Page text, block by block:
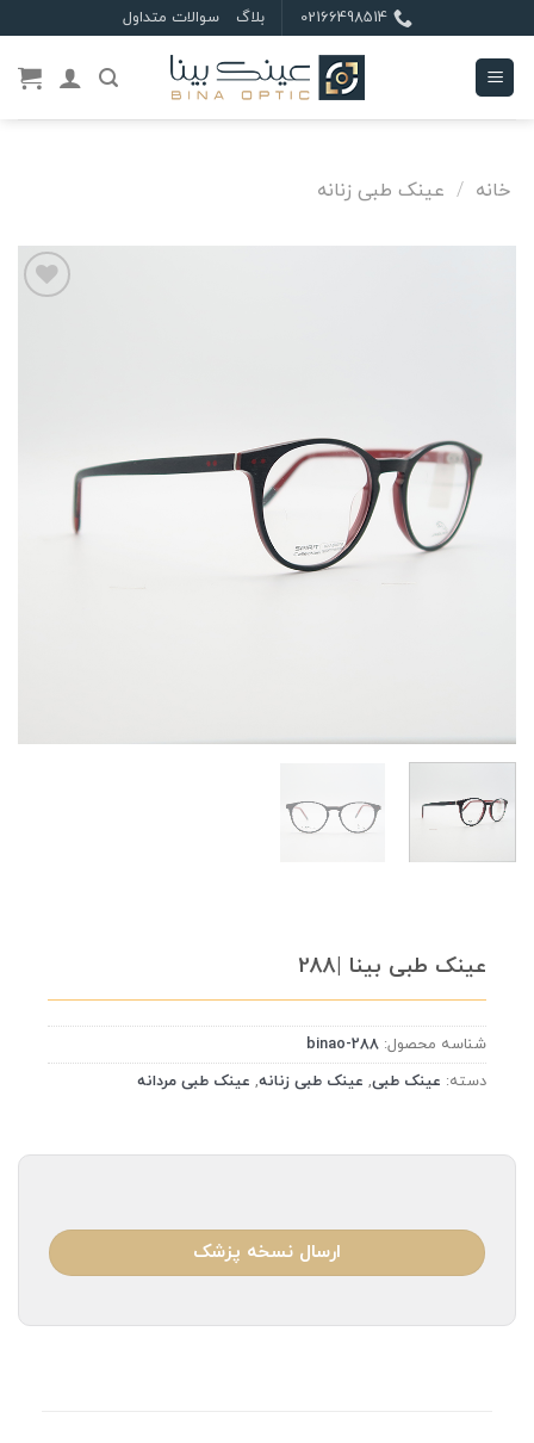
to
content
02166498514 بلاگ سوالات متداول
خانه / عینک طبی زنانه
عینک طبی بینا |288
شناسه محصول: binao-288
دسته: عینک طبی, عینک طبی زنانه, عینک طبی مردانه
ارسال نسخه پزشک